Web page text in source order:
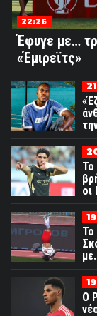
22:26
Έφυγε με…
«Έμιρεϊτς»
Το
οι
Το
Ο